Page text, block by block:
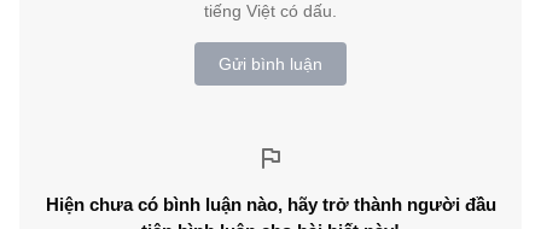
tiếng Việt có dấu.
Gửi bình luận
Hiện chưa có bình luận nào, hãy trở thành người đầu